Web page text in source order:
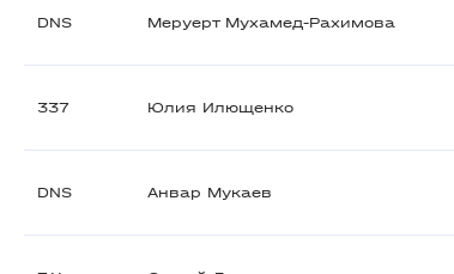
DNS Меруерт Мухамед-Рахимова
337 Юлия Илющенко
DNS Анвар Мукаев